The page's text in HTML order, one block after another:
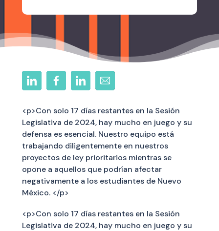
<p>Con solo 17 días restantes en la Sesión
Legislativa de 2024, hay mucho en juego y su
defensa es esencial. Nuestro equipo está
trabajando diligentemente en nuestros
proyectos de ley prioritarios mientras se
opone a aquellos que podrían afectar
negativamente a los estudiantes de Nuevo
México. </p>
<p>Con solo 17 días restantes en la Sesión
Legislativa de 2024, hay mucho en juego y su